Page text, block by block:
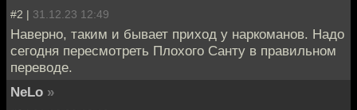
#2 | 31.12.23 12:49
Наверно, таким и бывает приход у наркоманов. Надо
сегодня пересмотреть Плохого Санту в правильном
переводе.
NeLo »